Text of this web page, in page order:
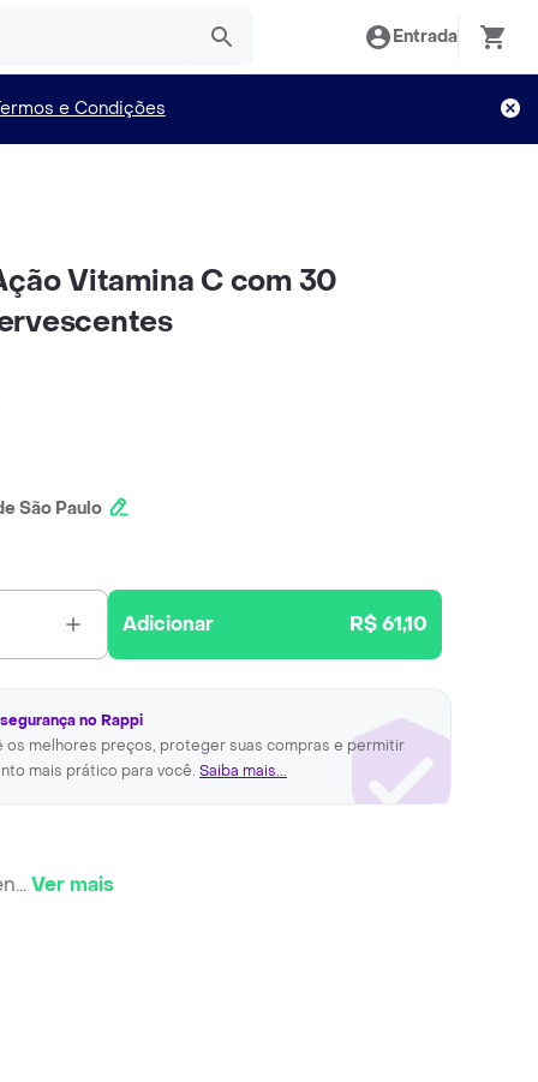
Entrada
e Condições
Vitamina C com 30
São Paulo
Adicionar R$ 61,10
no Rappi
os melhores preços, proteger suas compras e permitir
mais prático para você. Saiba mais...
...Ver mais